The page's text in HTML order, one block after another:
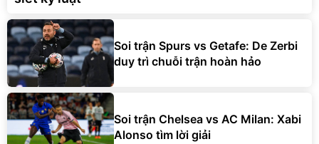
Soi trận Spurs vs Getafe: De Zerbi
duy trì chuỗi trận hoàn hảo
Soi trận Chelsea vs AC Milan: Xabi
Alonso tìm lời giải